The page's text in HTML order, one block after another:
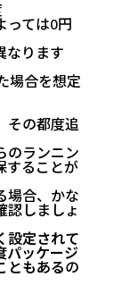
っては0円
なります
場合を想定
その都度追
のランニン
することが
場合、かな
認しましょ
設定されて
パッケージ
ともあるの